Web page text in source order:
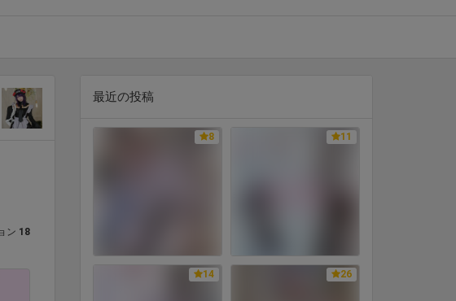
ン 18
最近の投稿
8 11
14 26